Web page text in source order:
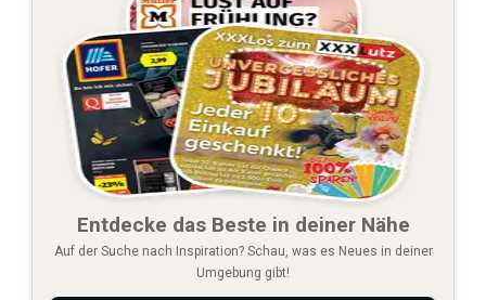
Entdecke das Beste in deiner Nähe
Auf der Suche nach Inspiration? Schau, was es Neues in deiner
Umgebung gibt!